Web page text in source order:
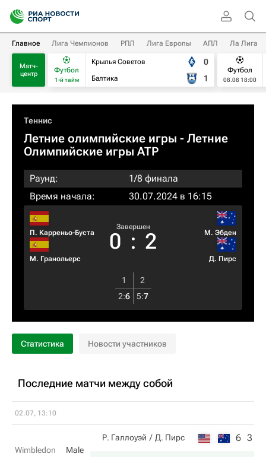
Главное Лига Чемпионов РПЛ Лига Европы АПЛ Ла Лига
Матч-
центр
Футбол
1-й тайм
Крылья Советов
Балтика
0
1
Футбол
08.08 18:00
Теннис
Летние олимпийские игры - Летние
Олимпийские игры ATP
Раунд:
1/8 финала
Время начала:
30.07.2024 в 16:15
П. Карреньо-Буста
М. Гранольерс
Завершен
0 : 2 М. Эбден
Д. Пирс
1
2
2:6 5:7
Статистика Новости участников
Последние матчи между собой
02.07, 13:10
Wimbledon
Male
Р. Галлоуэй Д. Пирс 6 3